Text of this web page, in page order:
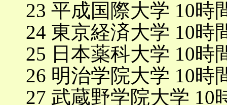
23 平成国際大学 10時
24 東京経済大学 10時
25 日本薬科大学 10時
26 明治学院大学 10時
27 武蔵野学院大学 10